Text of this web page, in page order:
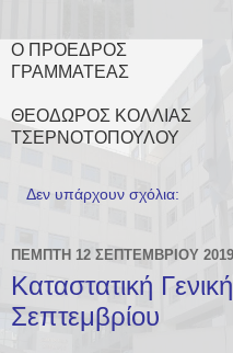
Ο ΠΡΟΕΔΡΟΣ
ΓΡΑΜΜΑΤΕΑΣ
ΘΕΟΔΩΡΟΣ
ΤΣΕΡΝΟΤΟΠΟΥΛΟΥ
Δεν υπάρχουν σχόλια:
ΠΈΜΠΤΗ 12 ΣΕΠΤΕΜΒΡΊΟΥ 2019
Καταστατική
Σεπτεμβρίου